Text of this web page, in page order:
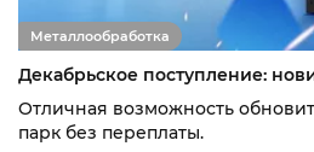
Металлообработка
Декабрьское поступление:
Отличная возможность
парк без переплаты.